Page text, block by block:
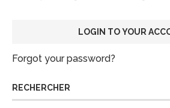
Forgot your password?
RECHERCHER